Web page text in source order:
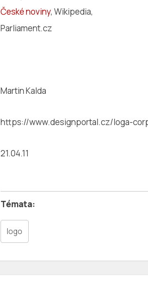
České noviny, Wikipedia,
Parliament.cz
Martin Kalda
https://www.designportal.cz/loga-
21.04.11
logo